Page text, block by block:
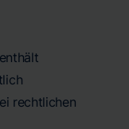
rechtlichen